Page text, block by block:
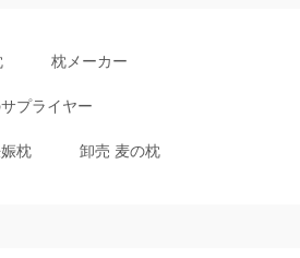
枕メーカー
プライヤー
枕 卸売 麦の枕